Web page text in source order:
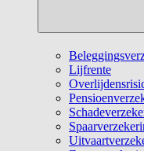
Lijfrente